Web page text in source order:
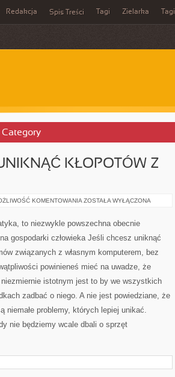
Redakcja Spis Treści Tagi Zielarka Tagi
Category
KŁOPOTÓW Z
KOMENTOWANIA CO
UNIKNĄĆ
Z
ZOSTAŁA WYŁĄCZONA
to niezwykle powszechna obecnie
gospodarki człowieka Jeśli chcesz uniknąć
związanych z własnym komputerem, bez
powinieneś mieć na uwadze, że
istotnym jest to by we wszystkich
zadbać o niego. A nie jest powiedziane, że
problemy, których lepiej unikać.
nie będziemy wcale dbali o sprzęt